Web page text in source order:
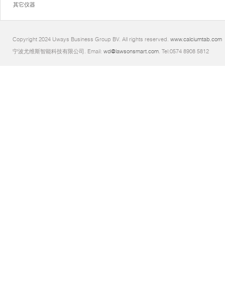
其它仪器
Copyright 2024 Uways Business Group BV. All rights reserved. www.calciumtab.com
宁波尤维斯智能科技有限公司. Email: wd@lawsonsmart.com. Tel:0574 8908 5812